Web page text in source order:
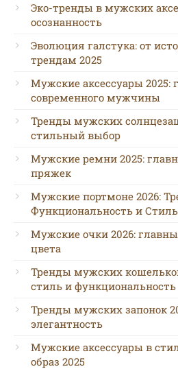
Эко-тренды в мужских
осознанность
Эволюция галстука: от
трендам 2025
Мужские аксессуары 2025:
современного мужчины
Тренды мужских
стильный выбор
Мужские ремни 2025:
пряжек
Мужские портмоне 2026:
Функциональность и Стиль
Мужские очки 2026:
цвета
Тренды мужских
стиль и функциональность
Тренды мужских запонок
элегантность
Мужские аксессуары в
образ 2025